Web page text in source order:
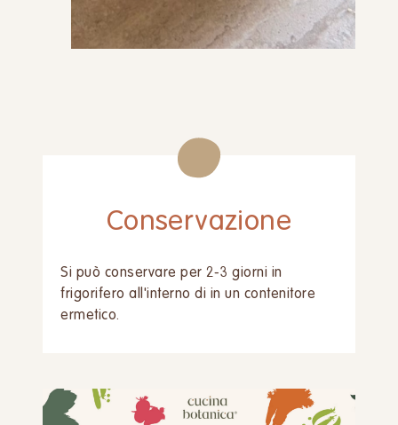
Conservazione
Si può conservare per 2-3 giorni in
frigorifero all'interno di in un contenitore
ermetico.